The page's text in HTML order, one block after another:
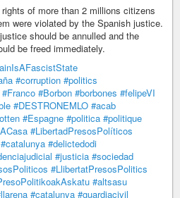
of more than 2 millions citizens
were violated by the Spanish justice.
should be annulled and the
be freed immediately.
#corruption #politics
#Franco #Borbon #borbones #felipeVI
#DESTRONEMLO #acab
#Espagne #politica #politique
#LibertadPresosPolíticos
#catalunya #delictedodi
#justicia #sociedad
#LlibertatPresosPolitics
#altsasu
#catalunya #guardiacivil